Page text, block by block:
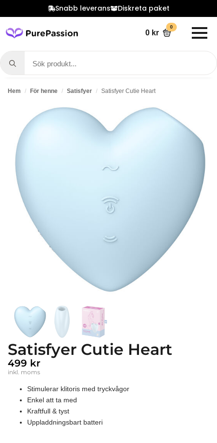
Snabb leverans Diskreta paket
0 kr
0
Search
for:
Hem För henne Satisfyer Satisfyer Cutie Heart
Satisfyer Cutie Heart
499 kr
inkl. moms
Stimulerar klitoris med tryckvågor
Enkel att ta med
Kraftfull & tyst
Uppladdningsbart batteri